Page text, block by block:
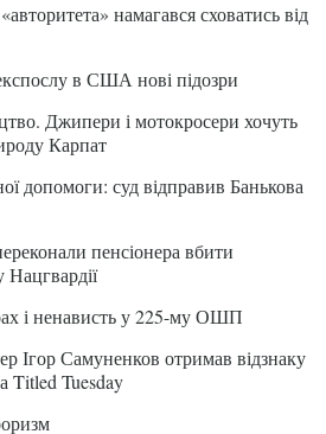
намагався сховатись від
в США нові підозри
Джипери і мотокросери хочуть
Карпат
допомоги: суд відправив Банькова
пенсіонера вбити
і ненависть у 225-му ОШП
Ігор Самуненков отримав відзнаку
Titled Tuesday